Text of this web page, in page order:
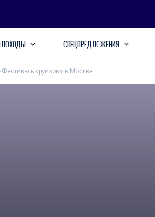
СПЕЦПРЕДЛОЖЕНИЯ
круизов» в Москве